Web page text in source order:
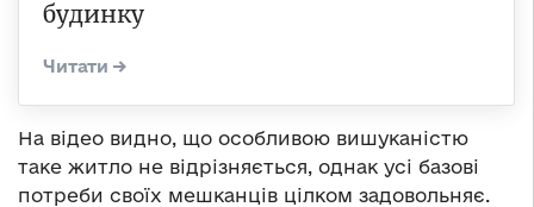
будинку
На відео видно, що особливою вишуканістю
таке житло не відрізняється, однак усі базові
потреби своїх мешканців цілком задовольняє.